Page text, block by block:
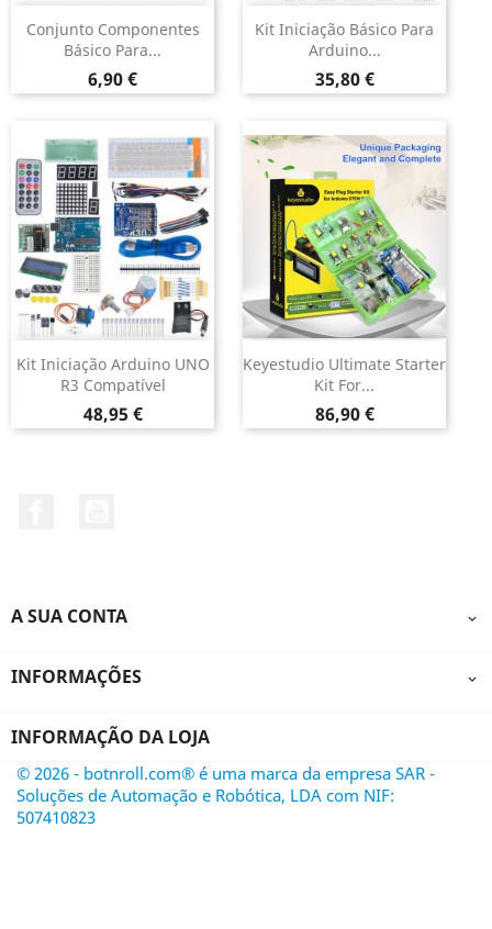
Conjunto Componentes
Básico Para...
Preço
6,90 €
Kit Iniciação Básico Para
Arduino...
Preço
35,80 €
Kit Iniciação Arduino UNO
R3 Compatível
Preço
48,95 €
Keyestudio Ultimate Starter
Kit For...
Preço
86,90 €
A SUA CONTA 
INFORMAÇÕES 
INFORMAÇÃO DA LOJA
© 2026 - botnroll.com® é uma marca da empresa SAR -
Soluções de Automação e Robótica, LDA com NIF:
507410823